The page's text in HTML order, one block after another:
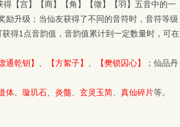
【宫】【商】【角】【徵】【羽】五音中的一
升级；当仙友获得了不同的音符时，音符等级
得1点音韵值，音韵值累计到一定数量时，可在
通乾钥】 【方絮子】 【樊锁囚心】
；仙品丹
体 璇玑石 炎髓 玄灵玉简 真仙碎片等。